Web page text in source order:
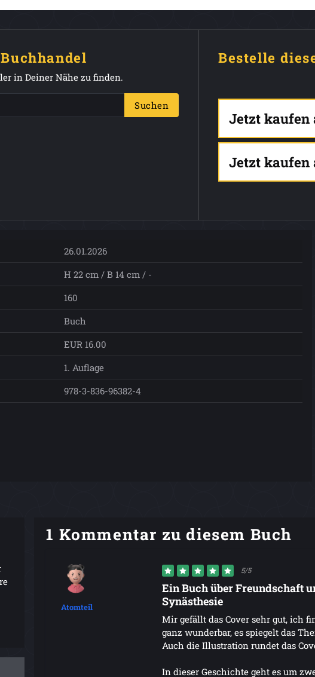
in Deiner Nähe zu finden.
Suchen
Bestelle
Jetzt kaufen
Jetzt kaufen
26.01.2026
H 22 cm / B 14 cm / -
160
Buch
EUR 16.00
1. Auflage
978-3-836-96382-4
1 Kommentar zu diesem Buch
Atomteil
5/5
Ein Buch über Freundschaft
Synästhesie
Mir gefällt das Cover sehr gut, ich
ganz wunderbar, es spiegelt das
Auch die Illustration rundet das
In dieser Geschichte geht es um